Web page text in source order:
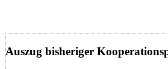
Auszug bisheriger